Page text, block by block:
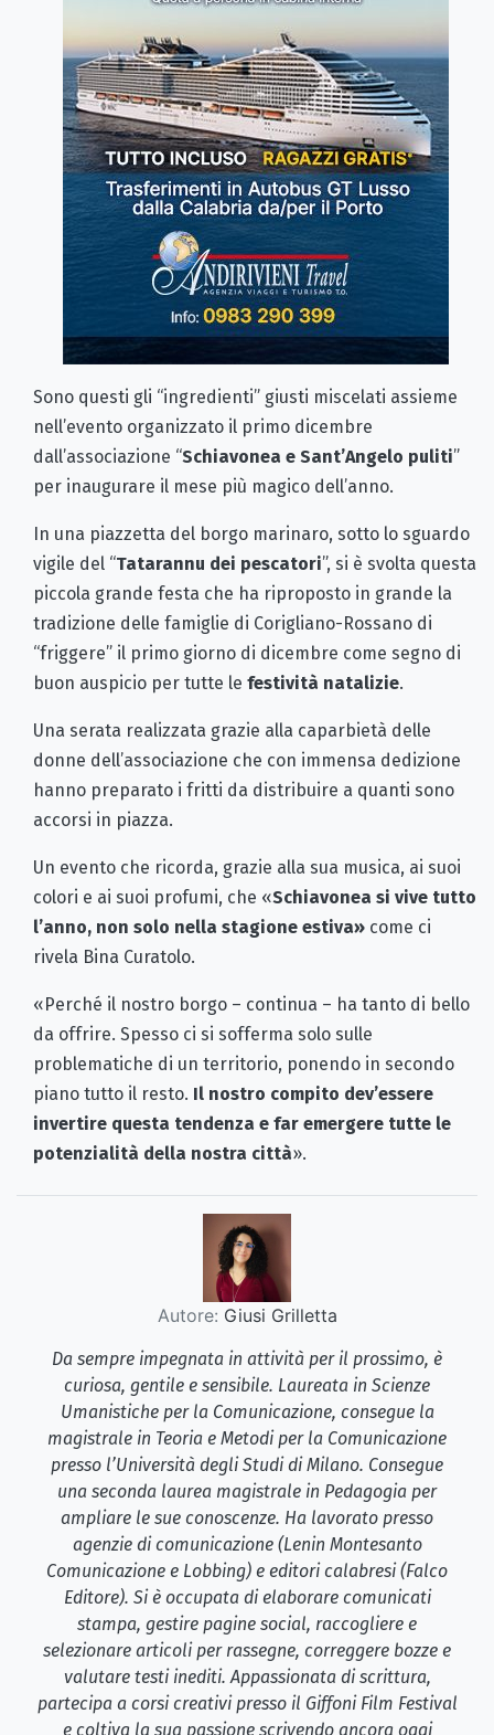
Sono questi gli “ingredienti” giusti miscelati assieme
nell’evento organizzato il primo dicembre
dall’associazione “Schiavonea e Sant’Angelo puliti”
per inaugurare il mese più magico dell’anno.
In una piazzetta del borgo marinaro, sotto lo sguardo
vigile del “Tatarannu dei pescatori”, si è svolta questa
piccola grande festa che ha riproposto in grande la
tradizione delle famiglie di Corigliano-Rossano di
“friggere” il primo giorno di dicembre come segno di
buon auspicio per tutte le festività natalizie.
Una serata realizzata grazie alla caparbietà delle
donne dell’associazione che con immensa dedizione
hanno preparato i fritti da distribuire a quanti sono
accorsi in piazza.
Un evento che ricorda, grazie alla sua musica, ai suoi
colori e ai suoi profumi, che «Schiavonea si vive tutto
l’anno, non solo nella stagione estiva» come ci
rivela Bina Curatolo.
«Perché il nostro borgo – continua – ha tanto di bello
da offrire. Spesso ci si sofferma solo sulle
problematiche di un territorio, ponendo in secondo
piano tutto il resto. Il nostro compito dev’essere
invertire questa tendenza e far emergere tutte le
potenzialità della nostra città».
Autore: Giusi Grilletta
Da sempre impegnata in attività per il prossimo, è
curiosa, gentile e sensibile. Laureata in Scienze
Umanistiche per la Comunicazione, consegue la
magistrale in Teoria e Metodi per la Comunicazione
presso l’Università degli Studi di Milano. Consegue
una seconda laurea magistrale in Pedagogia per
ampliare le sue conoscenze. Ha lavorato presso
agenzie di comunicazione (Lenin Montesanto
Comunicazione e Lobbing) e editori calabresi (Falco
Editore). Si è occupata di elaborare comunicati
stampa, gestire pagine social, raccogliere e
selezionare articoli per rassegne, correggere bozze e
valutare testi inediti. Appassionata di scrittura,
partecipa a corsi creativi presso il Giffoni Film Festival
e coltiva la sua passione scrivendo ancora oggi